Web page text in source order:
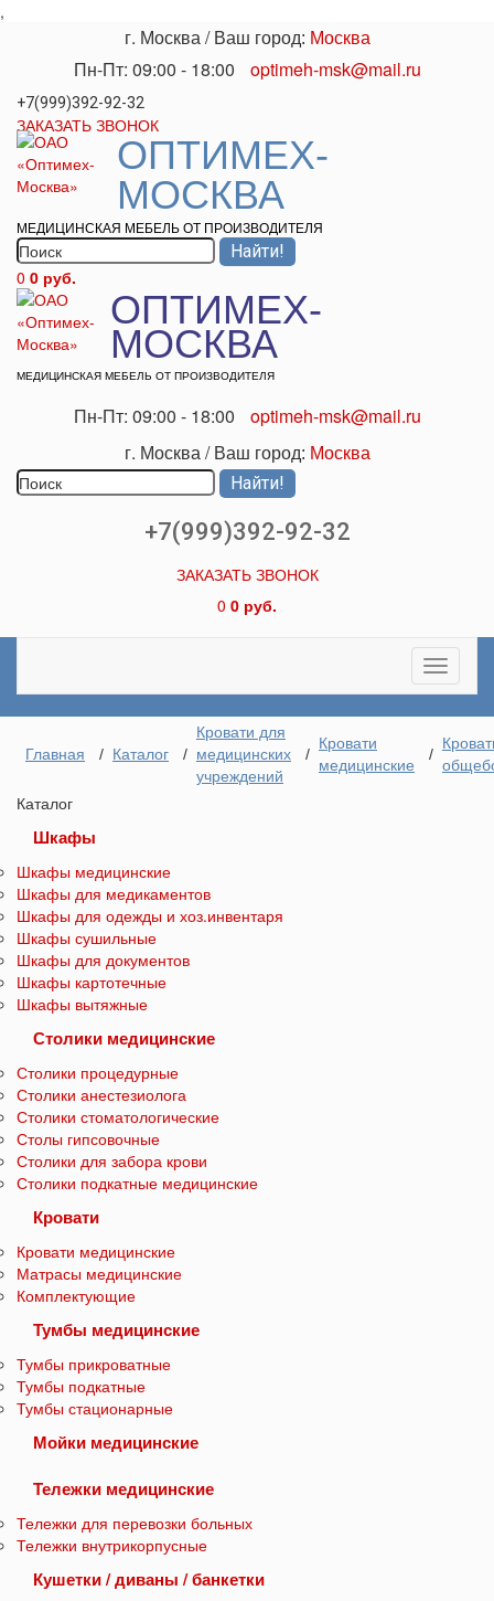
,
г. Москва/ Ваш город: Москва
Пн-Пт: 09:00 - 18:00 optimeh-msk@mail.ru
+7(999)392-92-32
ЗАКАЗАТЬ ЗВОНОК
ОПТИМЕХ-
МОСКВА
МЕДИЦИНСКАЯ МЕБЕЛЬ ОТ ПРОИЗВОДИТЕЛЯ
0 0 руб.
ОПТИМЕХ-
МОСКВА
МЕДИЦИНСКАЯ МЕБЕЛЬ ОТ ПРОИЗВОДИТЕЛЯ
Пн-Пт: 09:00 - 18:00
optimeh-msk@mail.ru
г. Москва/ Ваш город: Москва
+7(999)392-92-32
ЗАКАЗАТЬ ЗВОНОК
0 0 руб.
Toggle
Главная / Каталог /
Кровати для
медицинских
учреждений
/
Кровати
медицинские
/
Каталог
Шкафы
Шкафы медицинские
Шкафы для медикаментов
Шкафы для одежды и хоз.инвентаря
Шкафы сушильные
Шкафы для документов
Шкафы картотечные
Шкафы вытяжные
Столики медицинские
Столики процедурные
Столики анестезиолога
Столики стоматологические
Столы гипсовочные
Столики для забора крови
Столики подкатные медицинские
Кровати
Кровати медицинские
Матрасы медицинские
Комплектующие
Тумбы медицинские
Тумбы прикроватные
Тумбы подкатные
Тумбы стационарные
Мойки медицинские
Тележки медицинские
Тележки для перевозки больных
Тележки внутрикорпусные
Кушетки / диваны / банкетки